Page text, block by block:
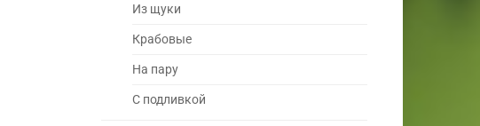
Из щуки
Крабовые
На пару
С подливкой